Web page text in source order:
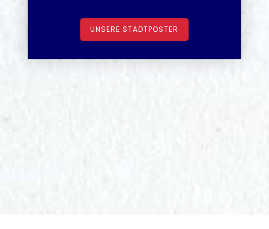
UNSERE STADTPOSTER